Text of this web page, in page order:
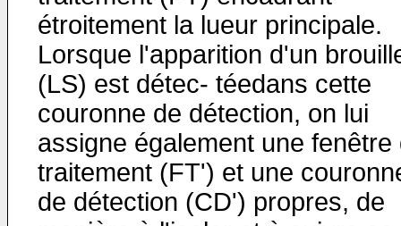
étroitement la lueur principale.
Lorsque l'apparition d'un
(LS) est détec- téedans cette
couronne de détection, on lui
assigne également une fenêtre
traitement (FT') et une
de détection (CD') propres, de